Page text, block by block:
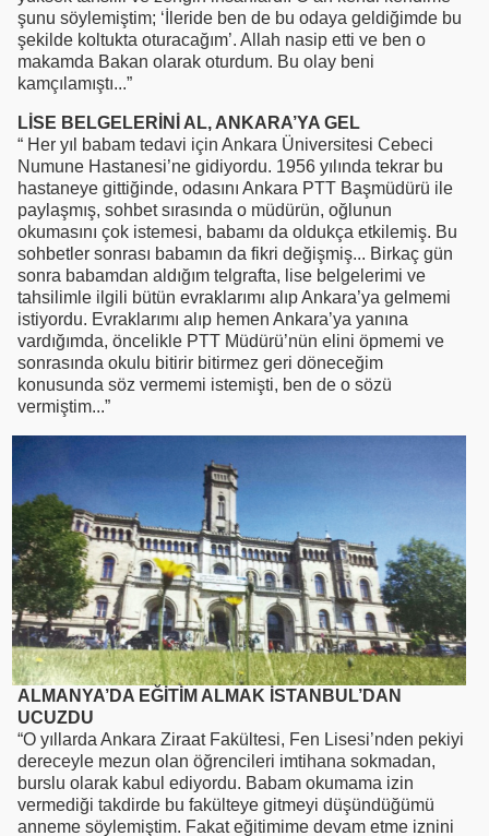
şunu söylemiştim; ‘İleride ben de bu odaya geldiğimde bu
şekilde koltukta oturacağım’. Allah nasip etti ve ben o
makamda Bakan olarak oturdum. Bu olay beni
kamçılamıştı...”
LİSE BELGELERİNİ AL, ANKARA’YA GEL
“ Her yıl babam tedavi için Ankara Üniversitesi Cebeci
Numune Hastanesi’ne gidiyordu. 1956 yılında tekrar bu
hastaneye gittiğinde, odasını Ankara PTT Başmüdürü ile
paylaşmış, sohbet sırasında o müdürün, oğlunun
okumasını çok istemesi, babamı da oldukça etkilemiş. Bu
sohbetler sonrası babamın da fikri değişmiş... Birkaç gün
sonra babamdan aldığım telgrafta, lise belgelerimi ve
tahsilimle ilgili bütün evraklarımı alıp Ankara’ya gelmemi
istiyordu. Evraklarımı alıp hemen Ankara’ya yanına
vardığımda, öncelikle PTT Müdürü’nün elini öpmemi ve
sonrasında okulu bitirir bitirmez geri döneceğim
konusunda söz vermemi istemişti, ben de o sözü
vermiştim...”
ALMANYA’DA EĞİTİM ALMAK İSTANBUL’DAN
UCUZDU
“O yıllarda Ankara Ziraat Fakültesi, Fen Lisesi’nden pekiyi
dereceyle mezun olan öğrencileri imtihana sokmadan,
burslu olarak kabul ediyordu. Babam okumama izin
vermediği takdirde bu fakülteye gitmeyi düşündüğümü
anneme söylemiştim. Fakat eğitimime devam etme iznini